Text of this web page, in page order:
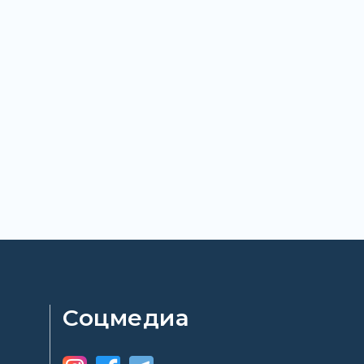
Соцмедиа